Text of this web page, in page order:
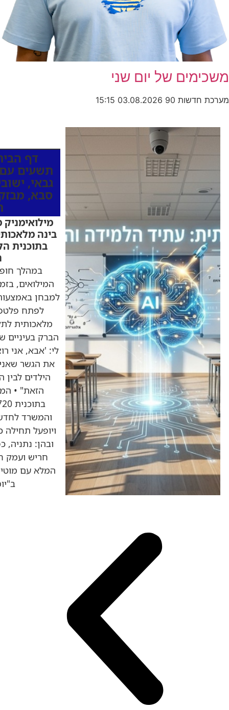
משכימים של יום שני
מערכת חדשות 90 03.08.2026
15:15
דף
תשעים
גבאי,
סבא,
בינה
בתוכנית
במהלך
המילואים,
לפתח
מלאכותית
הברק בעיניים
לי: 'אבא, אני
את הגשר שאני
הילדים לבין
הזאת" •
והמשרד
ובהן:
חריש ועמק
המלא עם